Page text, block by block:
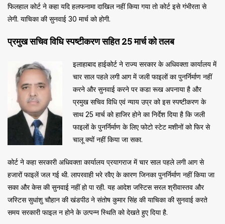
फिलहाल कोर्ट ने कहा यदि हलफनामा दाखिल नहीं किया गया तो कोर्ट इसे गंभीरता से
लेगी. याचिका की सुनवाई 30 मार्च को होगी.
प्रमुख सचिव विधि स्पष्टीकरण सहित 25 मार्च को तलब
इलाहाबाद हाईकोर्ट ने राज्य सरकार के अधिवक्ता कार्यालय में
चार साल पहले लगी आग में जली फाइलों का पुनर्निर्माण नहीं
करने और सुनवाई करने पर कडा रूख अपनाया है और
प्रमुख सचिव विधि एवं न्याय उप्र को इस स्पष्टीकरण के
साथ 25 मार्च को हाजिर होने का निर्देश दिया है कि जली
फाइलों के पुनर्निर्माण के लिए फोटो स्टेट मशीनों को फिर से
चालू क्यों नहीं किया जा सका.
कोर्ट ने कहा सरकारी अधिवक्ता कार्यालय प्रयागराज में चार साल पहले लगी आग से
हजारों फाइलें जल गई थी. लापरवाही भरे रवैए के कारण जिनका पुनर्निर्माण नहीं किया जा
सका और केस की सुनवाई नहीं हो पा रही. यह आदेश जस्टिस सरल श्रीवास्तव और
जस्टिस सुधांशु चौहान की खंडपीठ ने संतोष कुमार सिंह की याचिका की सुनवाई करते
समय सरकारी फाइल न होने के उत्पन्न स्थिति को देखते हुए दिया है.